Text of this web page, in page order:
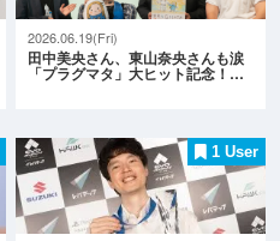
2026.06.19(Fri)
田中美央さん、東山奈央さんも涙
「プラグマタ」大ヒット記念！…
1 User